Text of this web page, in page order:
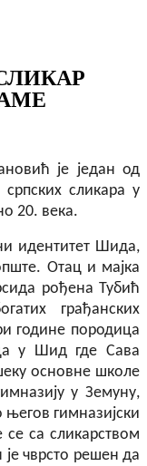
је један од
српских сликара у
20. века.
идентитет Шида,
Отац и мајка
рођена Тубић
грађанских
године породица
у Шид где Сава
основне школе
у Земуну,
његов гимназијски
се са сликарством
чврсто решен да